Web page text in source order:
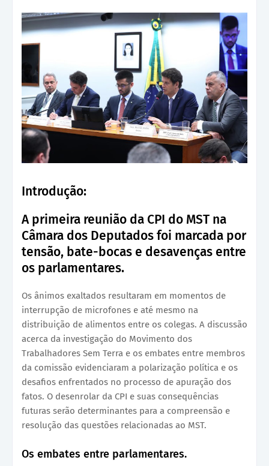
Introdução:
A primeira reunião da CPI do MST na
Câmara dos Deputados foi marcada por
tensão, bate-bocas e desavenças entre
os parlamentares.
Os ânimos exaltados resultaram em momentos de
interrupção de microfones e até mesmo na
distribuição de alimentos entre os colegas. A discussão
acerca da investigação do Movimento dos
Trabalhadores Sem Terra e os embates entre membros
da comissão evidenciaram a polarização política e os
desafios enfrentados no processo de apuração dos
fatos. O desenrolar da CPI e suas consequências
futuras serão determinantes para a compreensão e
resolução das questões relacionadas ao MST.
Os embates entre parlamentares.